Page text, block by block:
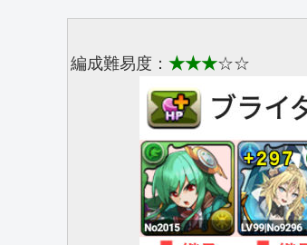
編成難易度： ★★★☆☆